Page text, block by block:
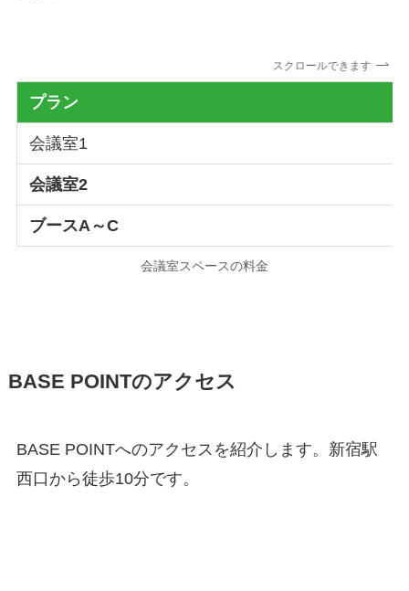
スクロールできます
プラン
会議室1
会議室2
ブースA～C
会議室スペースの料金
BASE POINTのアクセス
BASE POINTへのアクセスを紹介します。新宿駅
西口から徒歩10分です。